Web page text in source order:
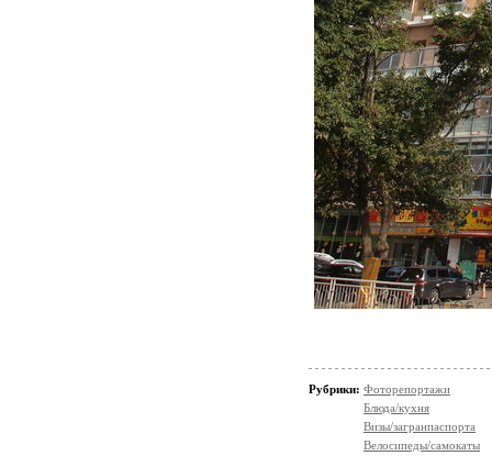
Рубрики: Фоторепортажи
Блюда/кухня
Визы/загранпаспорта
Велосипеды/самокаты